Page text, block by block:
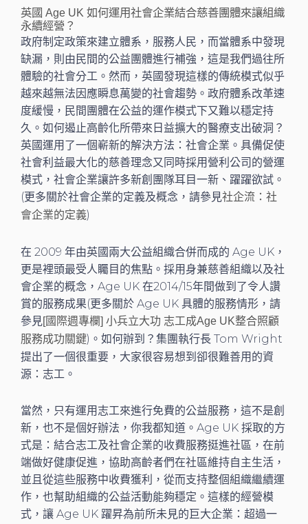
英國 Age UK 如何運用社會企業結合慈善團體來讓組織
永續經營？
政府制定政策來建立體系，服務人民，而當體系中發現
缺漏，則由民間的公益團體進行補強，這是我們過往所
體驗的社會分工。然而，英國發現這樣的傳統模式似乎
越來越無法因應瞬息萬變的社會趨勢。政府體系改革速
度緩慢，民間團體在公益的運作模式下又難以穩定持
久。如何遏止高齡化所帶來日益擴大的醫療支出破洞？
英國運用了一個嶄新的解決方法：社會企業。具備促使
社會利益最大化的慈善理念又同時採用營利公司的營運
模式，社會企業讓許多新創團隊耳目一新、躍躍欲試。
(更多關於社會企業的定義及概念，請參見社企流：社
會企業的定義)
在 2009 年由英國兩大公益組織合併而成的 Age UK，
更是裡頭最受人矚目的焦點。採用身兼慈善組織以及社
會企業的概念，Age UK 在2014/15年間做到了令人讚
賞的服務成果(更多關於 Age UK 具體的服務情形，請
參見 [國際週專欄] 小兵立大功 志工成Age UK整合照顧
服務成功關鍵)。如何辦到？集團執行長 Tom Wright
提出了一個很重要，大家很容易想到卻很難善用的資
源：志工。
當然，只有運用志工來進行免費的公益服務，這不是創
新，也不是個好辦法，你我都知道。Age UK 採取的方
式是：結合志工及社會企業的收費服務挺進社區，在前
端做好健康促進，協助高齡者們在社區維持自主生活，
並且從這些服務中收費獲利，從而支持整個組織繼續運
作，也幫助組織的公益活動能夠穩定。這樣的經營模
式，讓 Age UK 躍昇為前所未見的巨大企業：超過一